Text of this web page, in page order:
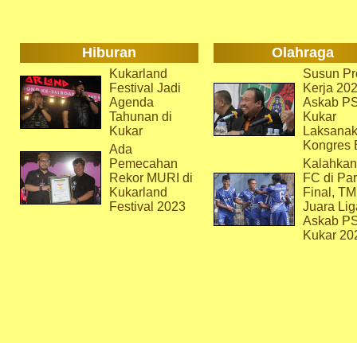
Hiburan Olahraga
Kukarland
Festival Jadi
Agenda
Tahunan di
Kukar
Ada
Pemecahan
Rekor MURI di
Kukarland
Festival 2023
Susun
Kerja
Askab
Kukar
Kongres
FC di
Final,
Juara
Askab
Kukar